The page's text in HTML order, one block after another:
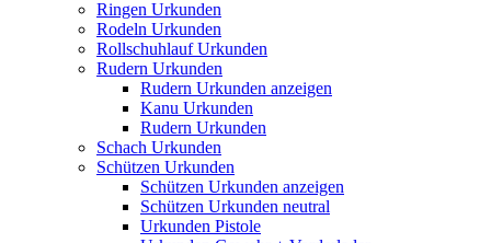
Ringen Urkunden
Rodeln Urkunden
Rollschuhlauf Urkunden
Rudern Urkunden
Rudern Urkunden anzeigen
Kanu Urkunden
Rudern Urkunden
Schach Urkunden
Schützen Urkunden
Schützen Urkunden anzeigen
Schützen Urkunden neutral
Urkunden Pistole